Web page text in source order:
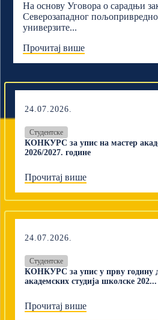
На основу Уговора о сарадњи
Северозападног
универзите...
Прочитај више
24.07.2026.
Студентске
КОНКУРС за упис на мастер
2026/2027. године
Прочитај више
24.07.2026.
Студентске
КОНКУРС за упис у прву годину
академских студија школске 202...
Прочитај више